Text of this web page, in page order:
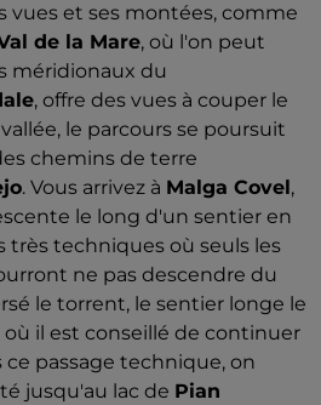
vues et ses montées, comme
de la Mare, où l'on peut
méridionaux du
, offre des vues à couper le
le parcours se poursuit
chemins de terre
. Vous arrivez à Malga Covel ,
le long d'un sentier en
très techniques où seuls les
ne pas descendre du
le torrent, le sentier longe le
il est conseillé de continuer
passage technique, on
jusqu'au lac de Pian